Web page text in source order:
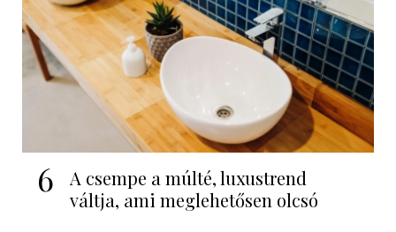
6
A csempe a múlté, luxustrend
váltja, ami meglehetősen olcsó